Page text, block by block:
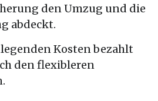
den Umzug und die
abdeckt.
Kosten bezahlt
den flexibleren